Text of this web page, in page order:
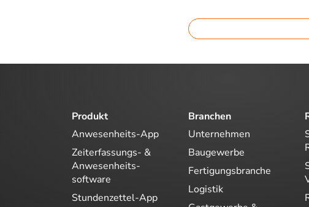
Produkt
Anwesenheits-App
Zeiterfassungs- &
Anwesenheits-
software
Stundenzettel-App
Branchen
Unternehmen
Baugewerbe
Fertigungsbranche
Logistik